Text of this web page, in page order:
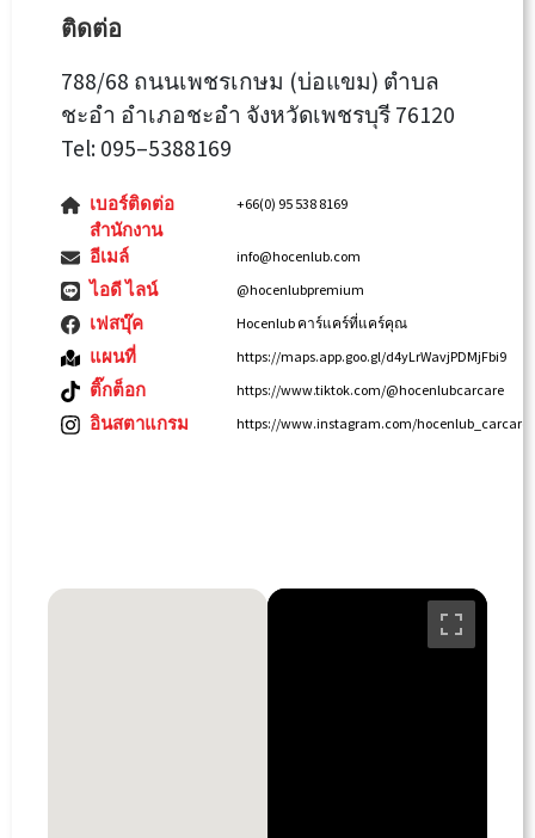
ติดต่อ
788/68 ถนนเพชรเกษม (บ่อแขม) ตำบล
ชะอำ อำเภอชะอำ จังหวัดเพชรบุรี 76120
Tel: 095–5388169
เบอร์ติดต่อ
สำนักงาน
+66(0) 95 538 8169
อีเมล์ info@hocenlub.com
ไอดี ไลน์ @hocenlubpremium
เฟสบุ๊ค Hocenlub คาร์แคร์ที่แคร์คุณ
แผนที่ https://maps.app.goo.gl/d4yLrWavjPDMjFbi9
ติ๊กต็อก https://www.tiktok.com/@hocenlubcarcare
อินสตาแกรม https://www.instagram.com/hocenlub_carcare